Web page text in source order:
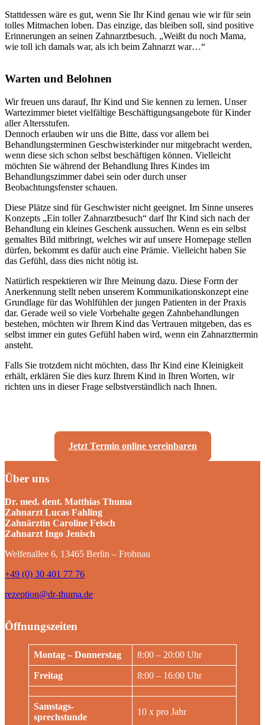
Stattdessen wäre es gut, wenn Sie Ihr Kind genau wie wir für sein
tolles Mitmachen loben. Das einzige, das bleiben soll, sind positive
Erinnerungen an seinen Zahnarztbesuch. „Weißt du noch Mama,
wie toll ich damals war, als ich beim Zahnarzt war…“
Warten und Belohnen
Wir freuen uns darauf, Ihr Kind und Sie kennen zu lernen. Unser
Wartezimmer bietet vielfältige Beschäftigungsangebote für Kinder
aller Altersstufen.
Dennoch erlauben wir uns die Bitte, dass vor allem bei
Behandlungsterminen Geschwisterkinder nur mitgebracht werden,
wenn diese sich schon selbst beschäftigen können. Vielleicht
möchten Sie während der Behandlung Ihres Kindes im
Behandlungszimmer dabei sein oder durch unser
Beobachtungsfenster schauen.
Diese Plätze sind für Geschwister nicht geeignet. Im Sinne unseres
Konzepts „Ein toller Zahnarztbesuch“ darf Ihr Kind sich nach der
Behandlung ein kleines Geschenk aussuchen. Wenn es ein selbst
gemaltes Bild mitbringt, welches wir auf unsere Homepage stellen
dürfen, bekommt es dafür auch eine Prämie. Vielleicht haben Sie
das Gefühl, dass dies nicht nötig ist.
Natürlich respektieren wir Ihre Meinung dazu. Diese Form der
Anerkennung stellt neben unserem Kommunikationskonzept eine
Grundlage für das Wohlfühlen der jungen Patienten in der Praxis
dar. Gerade weil so viele Vorbehalte gegen Zahnbehandlungen
bestehen, möchten wir Ihrem Kind das Vertrauen mitgeben, das es
selbst immer ein gutes Gefühl haben wird, wenn ein Zahnarzttermin
ansteht.
Falls Sie trotzdem nicht möchten, dass Ihr Kind eine Kleinigkeit
erhält, erklären Sie dies kurz Ihrem Kind in Ihren Worten, wir
richten uns in dieser Frage selbstverständlich nach Ihnen.
Jetzt Termin online vereinbaren
Über uns
Dr. med. dent. Matthias Thuma
Zahnarzt Lucas Fahling
Zahnärztin Caroline Felsch
Zahnarzt Ingo Jenisch
Welfenallee 6, 13465 Berlin – Frohnau
+49 (0) 30 401 77 76
rezeption@dr-thuma.de
Öffnungszeiten
Montag – Donnerstag 8:00 – 20:00 Uhr
Freitag 8:00 – 16:00 Uhr
Samstags-
sprechstunde
10 x pro Jahr